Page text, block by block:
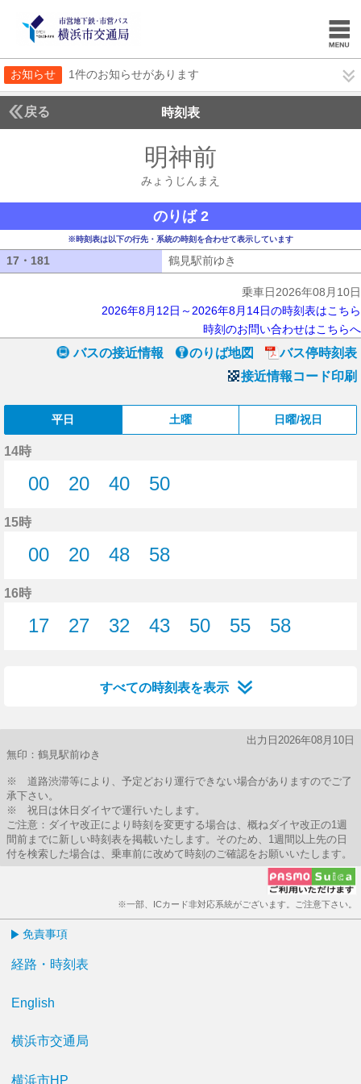
お知らせ 1件のお知らせがあります
戻る 時刻表
明神前
みょうじんまえ
のりば 2
※時刻表は以下の行先・系統の時刻を合わせて表示しています
17・181 鶴見駅前ゆき
乗車日2026年08月10日
2026年8月12日～2026年8月14日の時刻表はこちら
時刻のお問い合わせはこちらへ
バスの接近情報 のりば地図
バス停時刻表
接近情報コード印刷
平日 土曜 日曜/祝日
14時
00
20
40
50
15時
00
20
48
58
16時
17
27
32
43
50
55
58
すべての時刻表を表示
出力日2026年08月10日
無印：鶴見駅前ゆき
※ 道路渋滞等により、予定どおり運行できない場合がありますのでご了
承下さい。
※ 祝日は休日ダイヤで運行いたします。
ご注意：ダイヤ改正により時刻を変更する場合は、概ねダイヤ改正の1週
間前までに新しい時刻表を掲載いたします。そのため、1週間以上先の日
付を検索した場合は、乗車前に改めて時刻のご確認をお願いいたします。
※一部、ICカード非対応系統がございます。ご注意下さい。
免責事項
経路・時刻表
English
横浜市交通局
横浜市HP